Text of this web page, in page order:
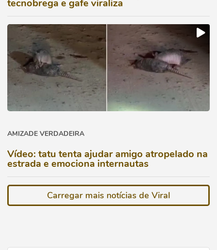
tecnobrega e gafe viraliza
AMIZADE VERDADEIRA
Vídeo: tatu tenta ajudar amigo atropelado na
estrada e emociona internautas
Carregar mais notícias de Viral